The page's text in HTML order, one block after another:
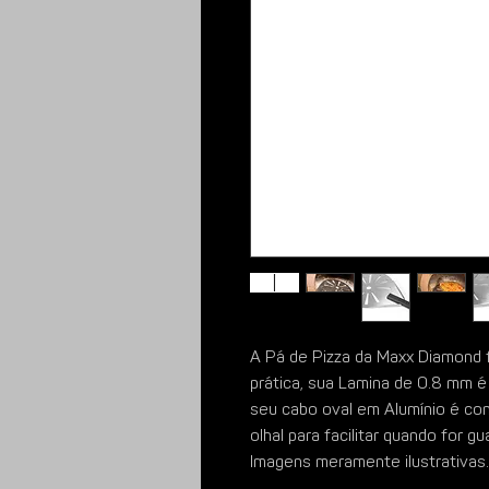
A Pá de Pizza da Maxx
prática, sua Lamina de 0.8 mm
seu cabo oval em Alumínio é
olhal para facilitar quando for
Imagens meramente ilustrativas.